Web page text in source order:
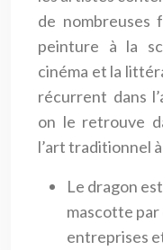
de nombreuses
peinture à la
cinéma et la
récurrent dans
on le retrouve
l’art traditionnel
Le dragon
mascotte par
entreprises